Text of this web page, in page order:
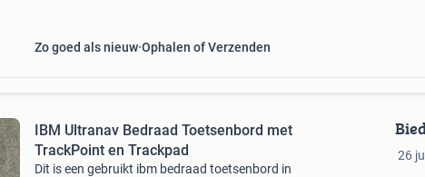
Zo goed als nieuw Ophalen of Verzenden
IBM Ultranav Bedraad Toetsenbord met
TrackPoint en Trackpad
Dit is een gebruikt ibm bedraad toetsenbord in
26